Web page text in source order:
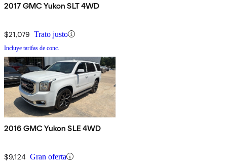
2017 GMC Yukon SLT 4WD
$21,079 Trato justo
Incluye tarifas de conc.
2016 GMC Yukon SLE 4WD
$9,124 Gran oferta